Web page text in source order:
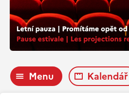
Menu Kalendář